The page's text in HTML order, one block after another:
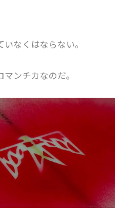
なくはならない。
ンチカなのだ。